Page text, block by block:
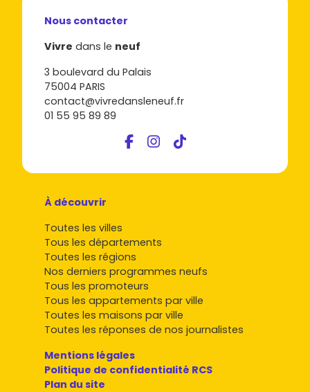
Nous contacter
Vivre dans le neuf
3 boulevard du Palais
75004 PARIS
contact@vivredansleneuf.fr
01 55 95 89 89
À découvrir
Toutes les villes
Tous les départements
Toutes les régions
Nos derniers programmes neufs
Tous les promoteurs
Tous les appartements par ville
Toutes les maisons par ville
Toutes les réponses de nos journalistes
Mentions légales
Politique de confidentialité RCS
Plan du site